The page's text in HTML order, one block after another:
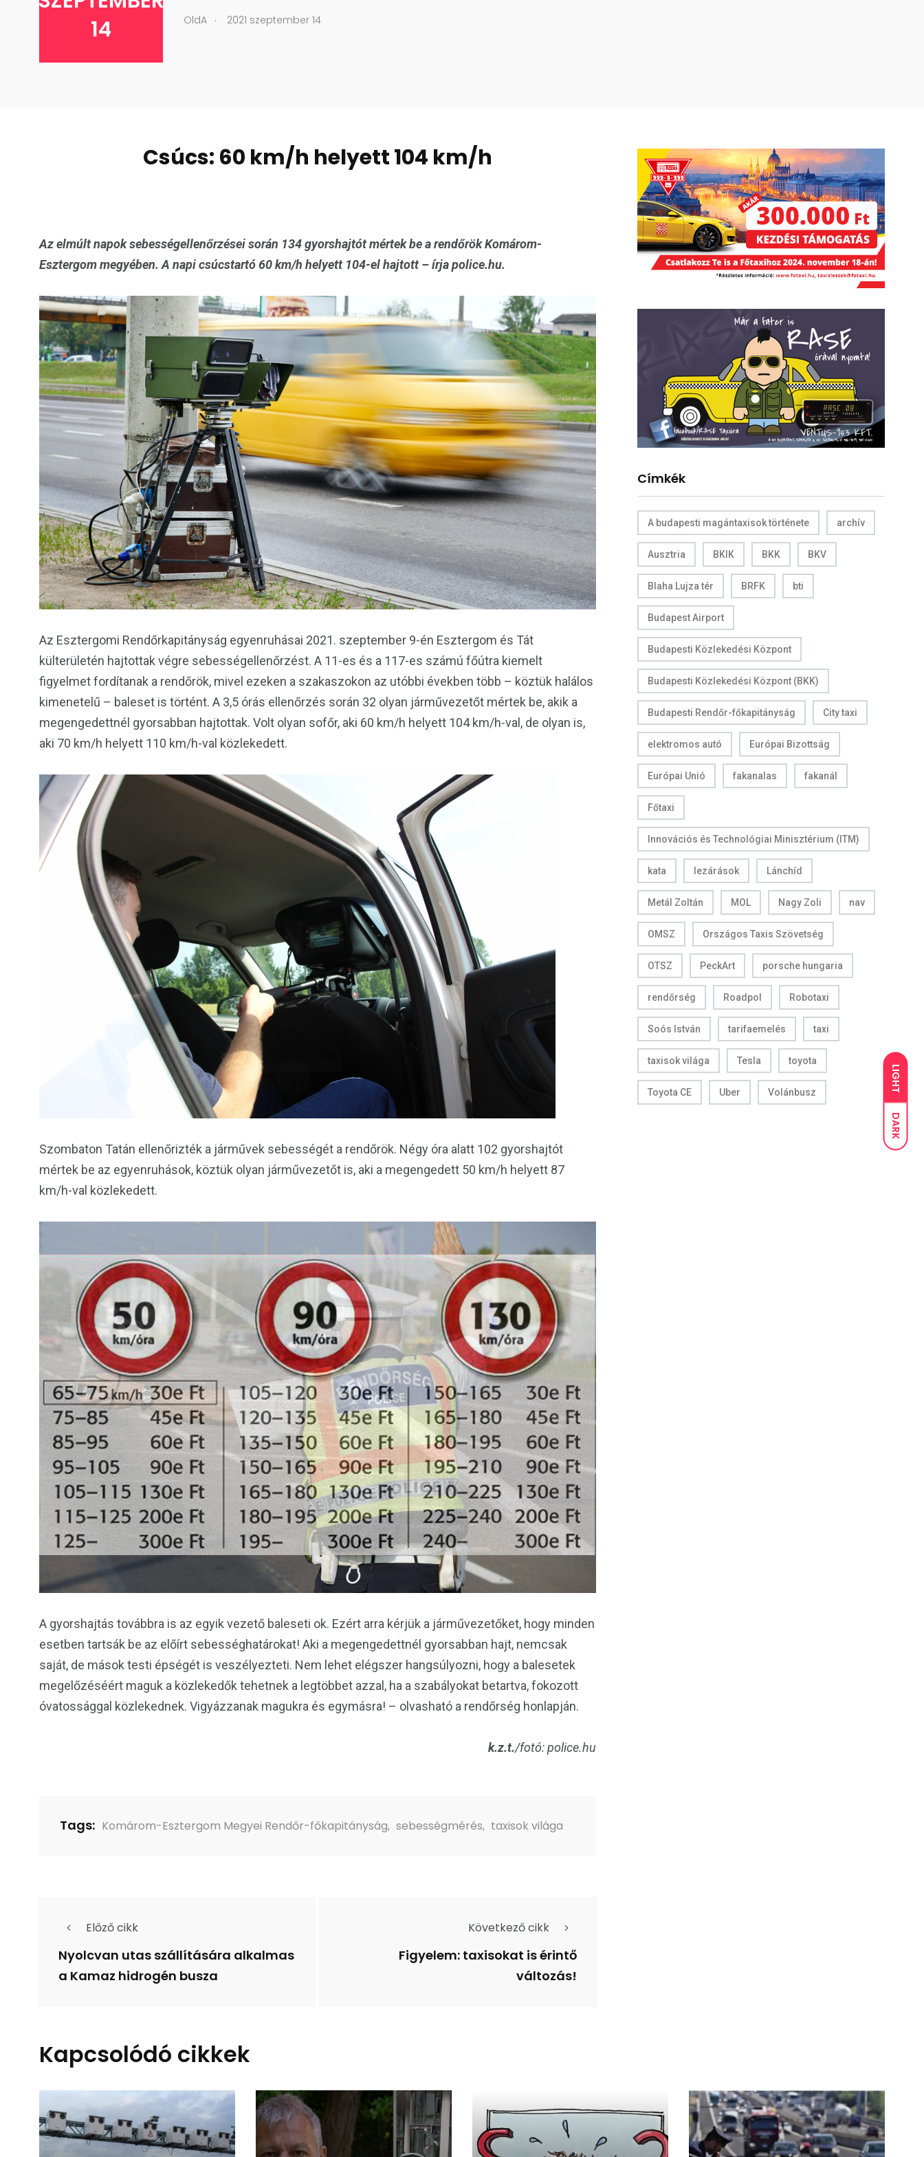
LIGHT
DARK
14
OldA . 2021 szeptember 14
Csúcs: 60 km/h helyett 104 km/h
Az elmúlt napok sebességellenőrzései során 134 gyorshajtót mértek be a rendőrök Komárom-
Esztergom megyében. A napi csúcstartó 60 km/h helyett 104-el hajtott – írja police.hu.
Az Esztergomi Rendőrkapitányság egyenruhásai 2021. szeptember 9-én Esztergom és Tát
külterületén hajtottak végre sebességellenőrzést. A 11-es és a 117-es számú főútra kiemelt
figyelmet fordítanak a rendőrök, mivel ezeken a szakaszokon az utóbbi években több – köztük halálos
kimenetelű – baleset is történt. A 3,5 órás ellenőrzés során 32 olyan járművezetőt mértek be, akik a
megengedettnél gyorsabban hajtottak. Volt olyan sofőr, aki 60 km/h helyett 104 km/h-val, de olyan is,
aki 70 km/h helyett 110 km/h-val közlekedett.
Szombaton Tatán ellenőrizték a járművek sebességét a rendőrök. Négy óra alatt 102 gyorshajtót
mértek be az egyenruhások, köztük olyan járművezetőt is, aki a megengedett 50 km/h helyett 87
km/h-val közlekedett.
A gyorshajtás továbbra is az egyik vezető baleseti ok. Ezért arra kérjük a járművezetőket, hogy minden
esetben tartsák be az előírt sebességhatárokat! Aki a megengedettnél gyorsabban hajt, nemcsak
saját, de mások testi épségét is veszélyezteti. Nem lehet elégszer hangsúlyozni, hogy a balesetek
megelőzéséért maguk a közlekedők tehetnek a legtöbbet azzal, ha a szabályokat betartva, fokozott
óvatossággal közlekednek. Vigyázzanak magukra és egymásra! – olvasható a rendőrség honlapján.
k.z.t./fotó: police.hu
Tags: Komárom-Esztergom Megyei Rendőr-főkapitányság, sebességmérés, taxisok világa
Előző cikk
Nyolcvan utas szállítására alkalmas
a Kamaz hidrogén busza
Következő cikk
Figyelem: taxisokat is érintő
változás!
Címkék
A budapesti magántaxisok története archív
Ausztria BKIK BKK BKV
Blaha Lujza tér BRFK bti
Budapest Airport
Budapesti Közlekedési Központ
Budapesti Közlekedési Központ (BKK)
Budapesti Rendőr-főkapitányság City taxi
elektromos autó Európai Bizottság
Európai Unió fakanalas fakanál
Főtaxi
Innovációs és Technológiai Minisztérium (ITM)
kata lezárások Lánchíd
Metál Zoltán MOL Nagy Zoli nav
OMSZ Országos Taxis Szövetség
OTSZ PeckArt porsche hungaria
rendőrség Roadpol Robotaxi
Soós István tarifaemelés taxi
taxisok világa Tesla toyota
Toyota CE Uber Volánbusz
Kapcsolódó cikkek